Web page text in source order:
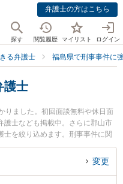
弁護士の方はこちら
探す 閲覧履歴 マイリスト ログイン
る弁護士 福島県で刑事事件に
護士
りました。初回面談無料や休日面
護士なども掲載中。さらに郡山市
を絞り込めます。刑事事件に関
等の細かな分野での絞り込み検索
郡山オフィスの中村 冬人弁護士
変更